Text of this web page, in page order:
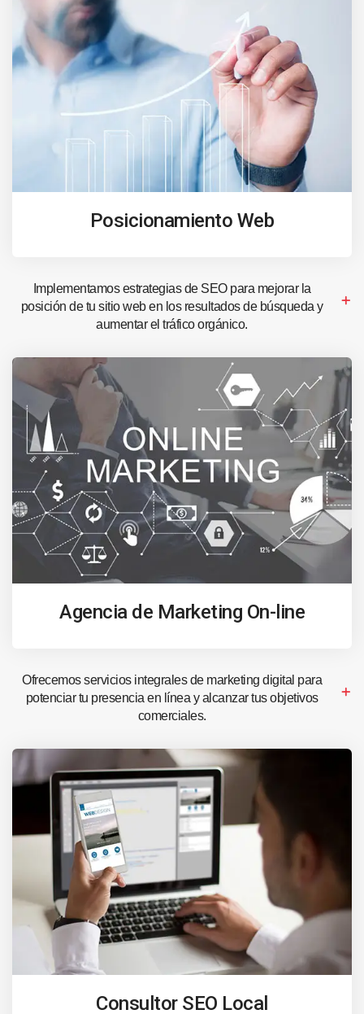
Posicionamiento Web
Implementamos estrategias de SEO para mejorar la
posición de tu sitio web en los resultados de búsqueda y
aumentar el tráfico orgánico.
Agencia de Marketing On-line
Ofrecemos servicios integrales de marketing digital para
potenciar tu presencia en línea y alcanzar tus objetivos
comerciales.
Consultor SEO Local